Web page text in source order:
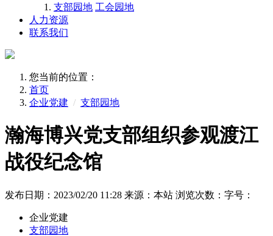
支部园地 工会园地
人力资源
联系我们
您当前的位置：
首页
企业党建 / 支部园地
瀚海博兴党支部组织参观渡江
战役纪念馆
发布日期：2023/02/20 11:28 来源：本站 浏览次数： 字号：
企业党建
支部园地